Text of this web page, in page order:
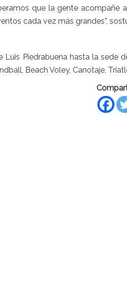
que la gente acompañe
cada vez más grandes”,
Piedrabuena hasta la
Beach Voley, Canotaje,